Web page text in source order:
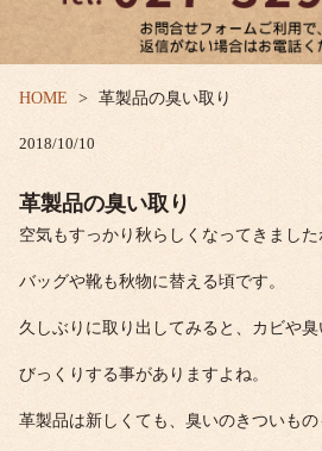
HOME 革製品の臭い取り
2018/10/10
革製品の臭い取り
空気もすっかり秋らしくなってきました
バッグや靴も秋物に替える頃です。
久しぶりに取り出してみると、カビや臭
びっくりする事がありますよね。
革製品は新しくても、臭いのきついもの